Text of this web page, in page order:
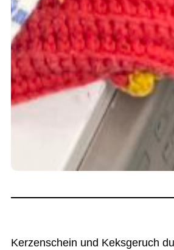
Kerzenschein und Keksgeruch